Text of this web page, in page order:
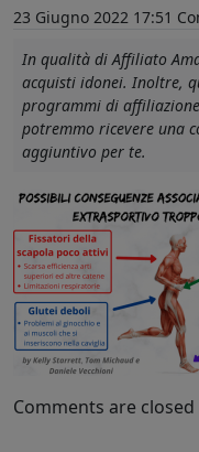
23 Giugno 2022 17:51
In qualità di Affiliato
acquisti idonei. Inoltre,
programmi di
potremmo ricevere una
aggiuntivo per te.
Comments are closed